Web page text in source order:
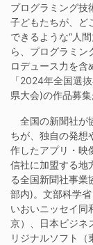
プログラミング技
子どもたちが、ど
できるような“人
ら、プログラミン
ロデュース力を含
「2024年全国選
県大会)の作品募
全国の新聞社が
ちが、独自の発想
作したアプリ・映
信社に加盟する地
る全国新聞社事
部内)。文部科学
いおいニッセイ同
京）、日本ビジネ
リジナルソフト（